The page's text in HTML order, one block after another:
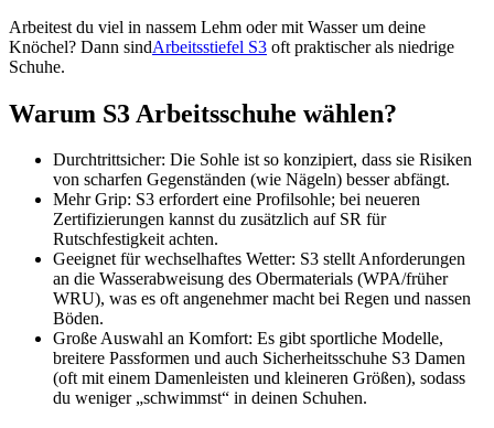
Arbeitest du viel in nassem Lehm oder mit Wasser um deine
Knöchel? Dann sindArbeitsstiefel S3 oft praktischer als niedrige
Schuhe.
Warum S3 Arbeitsschuhe wählen?
Durchtrittsicher: Die Sohle ist so konzipiert, dass sie Risiken
von scharfen Gegenständen (wie Nägeln) besser abfängt.
Mehr Grip: S3 erfordert eine Profilsohle; bei neueren
Zertifizierungen kannst du zusätzlich auf SR für
Rutschfestigkeit achten.
Geeignet für wechselhaftes Wetter: S3 stellt Anforderungen
an die Wasserabweisung des Obermaterials (WPA/früher
WRU), was es oft angenehmer macht bei Regen und nassen
Böden.
Große Auswahl an Komfort: Es gibt sportliche Modelle,
breitere Passformen und auch Sicherheitsschuhe S3 Damen
(oft mit einem Damenleisten und kleineren Größen), sodass
du weniger „schwimmst“ in deinen Schuhen.